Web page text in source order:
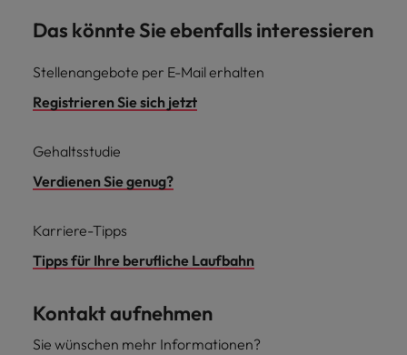
Das könnte Sie ebenfalls interessieren
Stellenangebote per E-Mail erhalten
Registrieren Sie sich jetzt
Gehaltsstudie
Verdienen Sie genug?
Karriere-Tipps
Tipps für Ihre berufliche Laufbahn
Kontakt aufnehmen
Sie wünschen mehr Informationen?